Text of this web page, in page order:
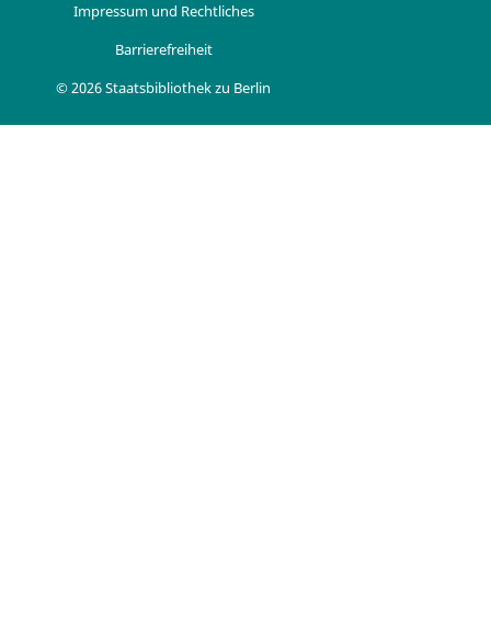
Impressum und Rechtliches
Barrierefreiheit
© 2026 Staatsbibliothek zu Berlin